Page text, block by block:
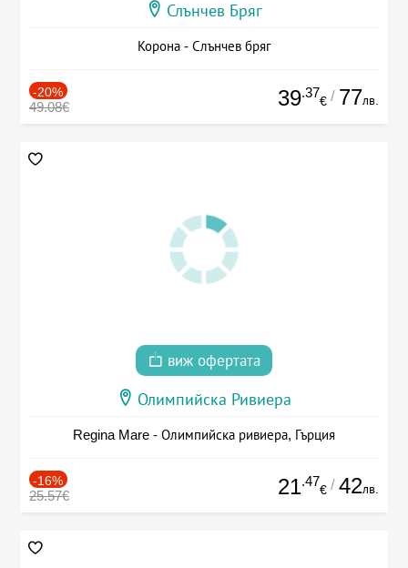
Слънчев Бряг
Корона - Слънчев бряг
-20%
49.08€ 39.37
€ / 77лв.
виж офертата
Олимпийска Ривиера
Regina Mare - Олимпийска ривиера, Гърция
-16%
25.57€ 21.47
€ / 42лв.